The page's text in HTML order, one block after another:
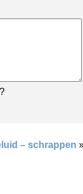
– schrappen